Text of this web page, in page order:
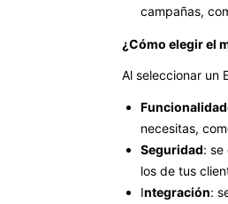
campañas,
¿Cómo elegir el
Al seleccionar un
necesitas,
Seguridad:
los de tus
Integración: